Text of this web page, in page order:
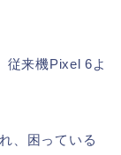
従来機Pixel 6よ
、困っている